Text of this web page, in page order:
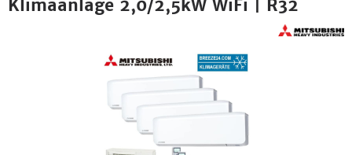
Klimaanlage 2,0/2,5kW WiFi | R32